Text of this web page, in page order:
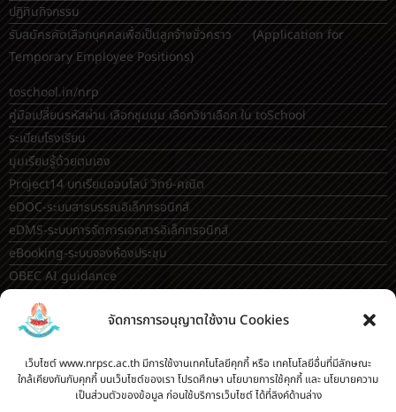
จัดการการอนุญาตใช้งาน Cookies
เว็บไซต์ www.nrpsc.ac.th มีการใช้งานเทคโนโลยีคุกกี้ หรือ เทคโนโลยีอื่นที่มีลักษณะ
ใกล้เคียงกันกับคุกกี้ บนเว็บไซต์ของเรา โปรดศึกษา นโยบายการใช้คุกกี้ และ นโยบายความ
เป็นส่วนตัวของข้อมูล ก่อนใช้บริการเว็บไซต์ ได้ที่ลิงค์ด้านล่าง
ปฏิทินกิจกรรม
รับสมัครคัดเลือกบุคคลเพื่อเป็นลูกจ้างชั่วคราว (Application for
Temporary Employee Positions)
toschool.in/nrp
คู่มือเปลี่ยนรหัสผ่าน เลือกชุมนุม เลือกวิชาเลือก ใน toSchool
ระเบียบโรงเรียน
มุมเรียนรู้ด้วยตนเอง
Project14 บทเรียนออนไลน์ วิทย์-คณิต
eDOC-ระบบสารบรรณอิเล็กทรอนิกส์
eDMS-ระบบการจัดการเอกสารอิเล็กทรอนิกส์
eBooking-ระบบจองห้องประชุม
OBEC AI guidance
ระบบจองห้อง/สถานที่
กระดานสนทนา(forum)
ขออนุญาตออกนอกโรงเรียน
ระบบส่งแผนการสอนออนไลน์
ระบบนิเทศการจัดการเรียนการสอน